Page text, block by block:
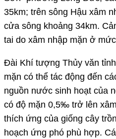
35km; trên sông Hậu xâm
cửa sông khoảng 34km.
tai do xâm nhập mặn ở
Đài Khí tượng Thủy văn
mặn có thể tác động đến
nguồn nước sinh hoạt của
có độ mặn 0,5‰ trở lên
thích ứng của giống cây
hoạch ứng phó phù hợp.